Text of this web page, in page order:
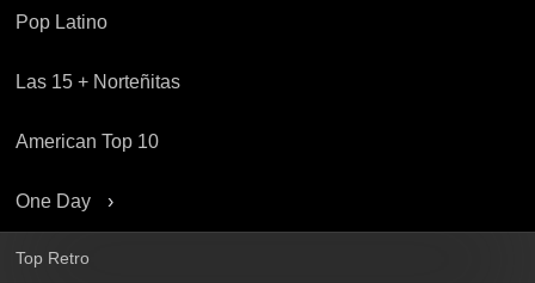
Pop Latino
Las 15 + Norteñitas
American Top 10
One Day
Top Retro